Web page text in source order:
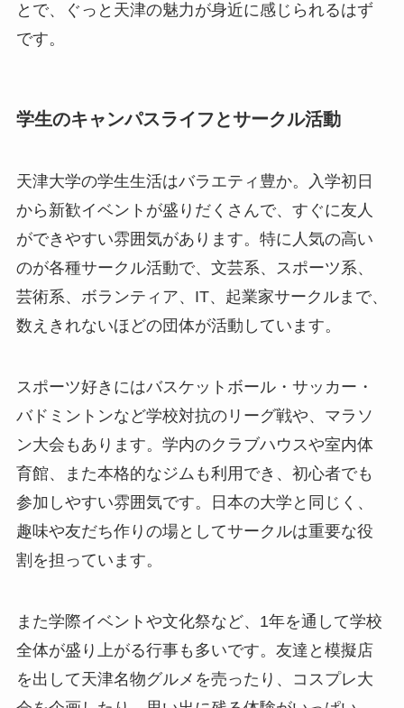
とで、ぐっと天津の魅力が身近に感じられるはず
です。
学生のキャンパスライフとサークル活動
天津大学の学生生活はバラエティ豊か。入学初日
から新歓イベントが盛りだくさんで、すぐに友人
ができやすい雰囲気があります。特に人気の高い
のが各種サークル活動で、文芸系、スポーツ系、
芸術系、ボランティア、IT、起業家サークルまで、
数えきれないほどの団体が活動しています。
スポーツ好きにはバスケットボール・サッカー・
バドミントンなど学校対抗のリーグ戦や、マラソ
ン大会もあります。学内のクラブハウスや室内体
育館、また本格的なジムも利用でき、初心者でも
参加しやすい雰囲気です。日本の大学と同じく、
趣味や友だち作りの場としてサークルは重要な役
割を担っています。
また学際イベントや文化祭など、1年を通して学校
全体が盛り上がる行事も多いです。友達と模擬店
を出して天津名物グルメを売ったり、コスプレ大